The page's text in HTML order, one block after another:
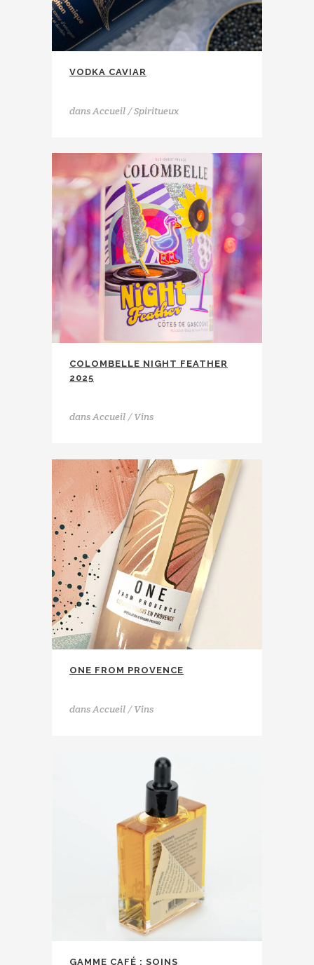
VODKA CAVIAR
dansAccueil / Spiritueux
COLOMBELLE NIGHT FEATHER
2025
dansAccueil / Vins
ONE FROM PROVENCE
dansAccueil / Vins
GAMME CAFÉ : SOINS